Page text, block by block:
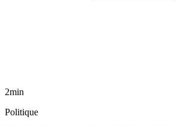
2min
Politique